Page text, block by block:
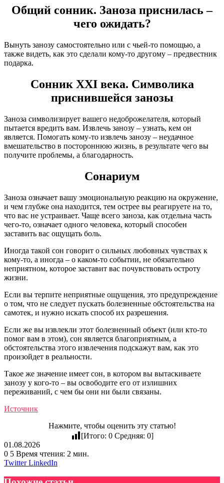
Общий сонник. Заноза приснилась –
чего ожидать?
Вынуть занозу самостоятельно или с чьей-то помощью, а
также видеть, как это сделали кому-то другому – предвестник
подарка.
Сонник XXI века. Символика
приснившейся занозы
Заноза символизирует вашего недоброжелателя, который
пытается вредить вам. Извлечь занозу – узнать, кем он
является. Помогать кому-то извлечь занозу – неудачное
вмешательство в постороннюю жизнь, в результате чего вы
получите проблемы, а благодарность.
Сонариум
Заноза означает вашу эмоциональную реакцию на окружение,
и чем глубже она находится, тем острее вы реагируете на то,
что вас не устраивает. Чаще всего заноза, как отдельна часть
чего-то, означает одного человека, который способен
заставить вас ощущать боль.
Иногда такой сон говорит о сильных любовных чувствах к
кому-то, а иногда – о каком-то событии, не обязательно
неприятном, которое заставит вас почувствовать остроту
жизни.
Если вы терпите неприятные ощущения, это предупреждение
о том, что не следует пускать болезненные обстоятельства на
самотек, и нужно искать способ их разрешения.
Если же вы извлекли этот болезненный объект (или кто-то
помог вам в этом), сон является благоприятным, а
обстоятельства этого извлечения подскажут вам, как это
произойдет в реальности.
Такое же значение имеет сон, в котором вы вытаскиваете
занозу у кого-то – вы освободите его от излишних
переживаний, с чем бы они ни были связаны.
Источник
Нажмите, чтобы оценить эту статью!
[Итого: 0Средняя: 0]
01.08.2026
0 5 Время чтения: 2 мин.
Twitter LinkedIn
электронную